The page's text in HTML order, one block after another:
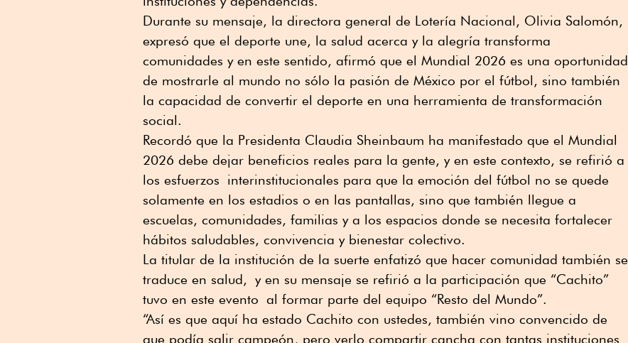
Durante su mensaje, la directora general de Lotería Nacional, Olivia Salomón,
expresó que el deporte une, la salud acerca y la alegría transforma
comunidades y en este sentido, afirmó que el Mundial 2026 es una oportunidad
de mostrarle al mundo no sólo la pasión de México por el fútbol, sino también
la capacidad de convertir el deporte en una herramienta de transformación
social.
Recordó que la Presidenta Claudia Sheinbaum ha manifestado que el Mundial
2026 debe dejar beneficios reales para la gente, y en este contexto, se refirió a
los esfuerzos interinstitucionales para que la emoción del fútbol no se quede
solamente en los estadios o en las pantallas, sino que también llegue a
escuelas, comunidades, familias y a los espacios donde se necesita fortalecer
hábitos saludables, convivencia y bienestar colectivo.
La titular de la institución de la suerte enfatizó que hacer comunidad también se
traduce en salud, y en su mensaje se refirió a la participación que “Cachito”
tuvo en este evento al formar parte del equipo “Resto del Mundo”.
“Así es que aquí ha estado Cachito con ustedes, también vino convencido de
que podía salir campeón, pero verlo compartir cancha con tantas instituciones